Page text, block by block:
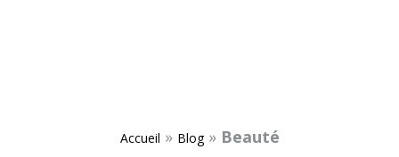
Accueil » Blog» Beauté